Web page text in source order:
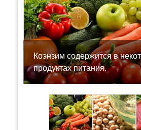
Коэнзим содержится в
продуктах питания.